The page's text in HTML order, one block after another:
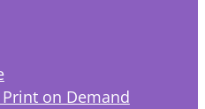
on Demand